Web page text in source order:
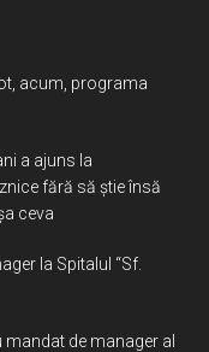
acum, programa
a ajuns la
fără să ştie însă
ceva
la Spitalul “Sf.
de manager al